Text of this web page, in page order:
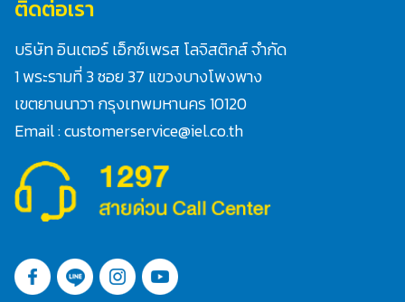
ติดต่อเรา
บริษัท อินเตอร์ เอ็กซ์เพรส โลจิสติกส์ จำกัด
1 พระรามที่ 3 ซอย 37 แขวงบางโพงพาง
เขตยานนาวา กรุงเทพมหานคร 10120
Email : customerservice@iel.co.th